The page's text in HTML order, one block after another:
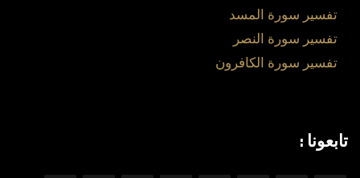
تفسير سورة المسد
تفسير سورة النصر
تفسير سورة الكافرون
تابعونا :